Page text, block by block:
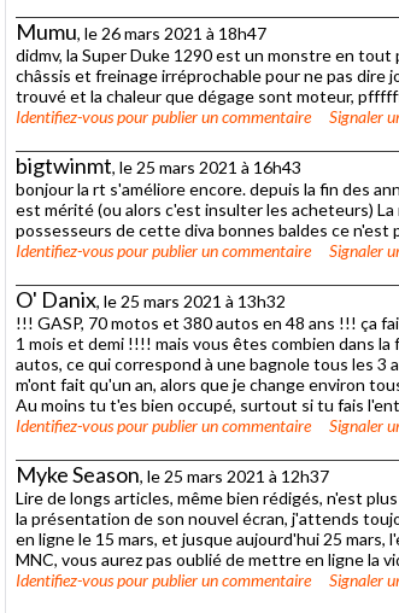
Mumu, le 26 mars 2021 à 18h47
didmv, la Super Duke 1290 est un monstre en
châssis et freinage irréprochable pour ne pas dire
trouvé et la chaleur que dégage sont moteur,
Identifiez-vouspour publier un commentaire Signaler
bigtwinmt, le 25 mars 2021 à 16h43
bonjour la rt s'améliore encore. depuis la fin des
est mérité (ou alors c'est insulter les acheteurs)
possesseurs de cette diva bonnes baldes ce n'est
Identifiez-vouspour publier un commentaire Signaler
O' Danix, le 25 mars 2021 à 13h32
!!! GASP, 70 motos et 380 autos en 48 ans !!! ça
1 mois et demi !!!! mais vous êtes combien dans la
autos, ce qui correspond à une bagnole tous les 3
m'ont fait qu'un an, alors que je change environ
Au moins tu t'es bien occupé, surtout si tu fais
Identifiez-vouspour publier un commentaire Signaler
Myke Season, le 25 mars 2021 à 12h37
Lire de longs articles, même bien rédigés, n'est
la présentation de son nouvel écran, j'attends
en ligne le 15 mars, et jusque aujourd'hui 25
MNC, vous aurez pas oublié de mettre en ligne la
Identifiez-vouspour publier un commentaire Signaler